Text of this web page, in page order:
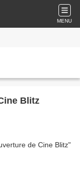
MENU
Blitz